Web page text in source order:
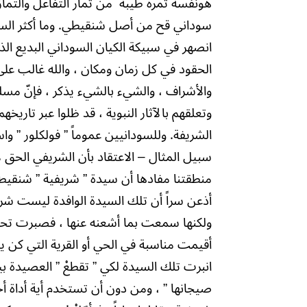
سوداني قح من أصل شنقيطي. وما أكثر
انصهر في سبيكة الكيان السوداني البديع
الحقود في كل زمان ومكان ، والله غالب
والأشراف ، والشيء بالشيء يذكر ، فإنّ
وتعلقهم بالآثار النبوية ، قد ظلوا عبر
الشريفة. وللسودانيين عموماً ”
سبيل المثال – الاعتقاد بأن الشريفي
منطقتنا مفادها أن سيدة ” شريفية ”
أذعن سراً أن تلك السيدة الوافدة ليست
ولكنها سمعت بما أشعنه عنها ، فصبرت
أقيمت مناسبة في الحي أو القرية التي
انبرت تلك السيدة لكي ” تقطعْ ” العصيدة
صيجانها ” ، ومن دون أن تستخدم أية